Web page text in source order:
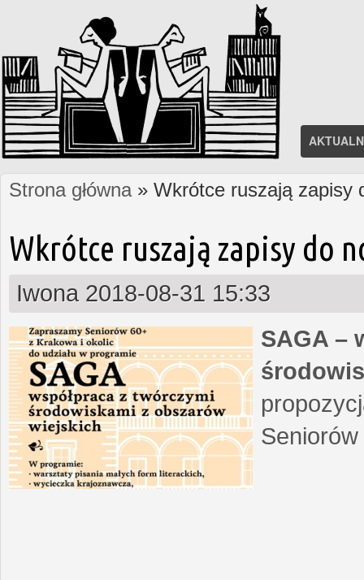
Jesteś tutaj
Strona główna» Wkrótce ruszają zapisy
Wkrótce ruszają zapisy do
Iwona 2018-08-31 15:33
SAGA –